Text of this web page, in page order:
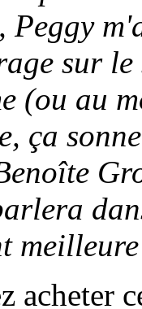
Peggy
sur
(ou au
ça
acheter